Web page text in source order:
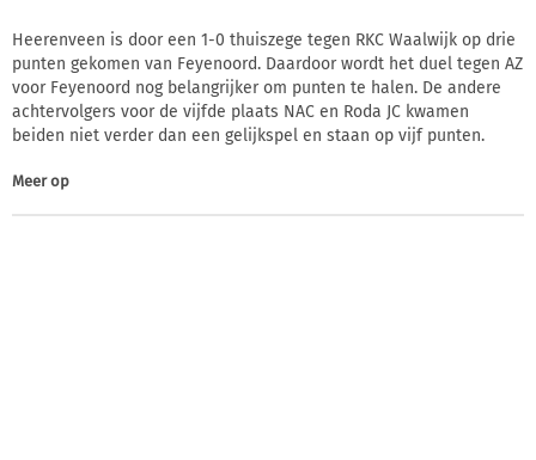
Heerenveen is door een 1-0 thuiszege tegen RKC Waalwijk op drie
punten gekomen van Feyenoord. Daardoor wordt het duel tegen AZ
voor Feyenoord nog belangrijker om punten te halen. De andere
achtervolgers voor de vijfde plaats NAC en Roda JC kwamen
beiden niet verder dan een gelijkspel en staan op vijf punten.
Meer op